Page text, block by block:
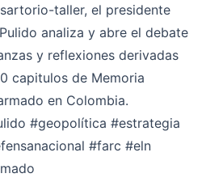
taller, el presidente
analiza y abre el debate
y reflexiones derivadas
capitulos de Memoria
en Colombia.
#geopolítica #estrategia
#farc #eln